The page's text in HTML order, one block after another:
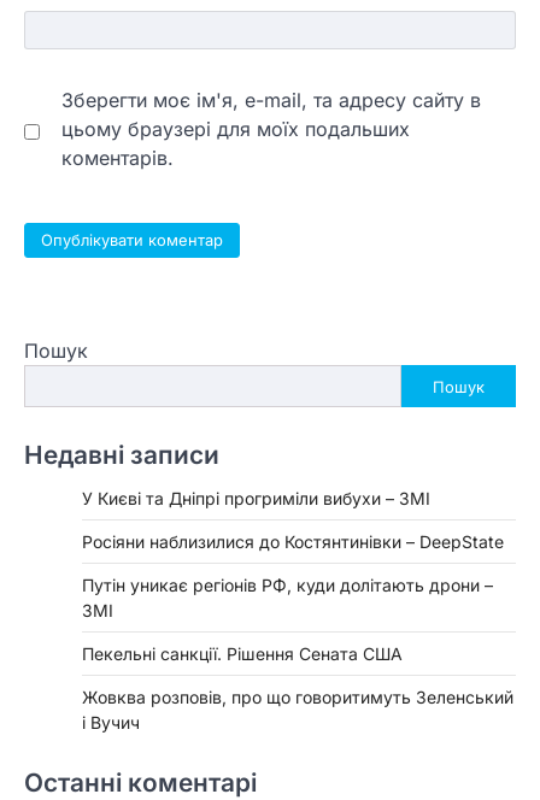
Зберегти моє ім'я, e-mail, та адресу сайту в
цьому браузері для моїх подальших
коментарів.
Пошук
Пошук
Недавні записи
У Києві та Дніпрі прогриміли вибухи – ЗМІ
Росіяни наблизилися до Костянтинівки – DeepState
Путін уникає регіонів РФ, куди долітають дрони –
ЗМІ
Пекельні санкції. Рішення Сената США
Жовква розповів, про що говоритимуть Зеленський
і Вучич
Останні коментарі